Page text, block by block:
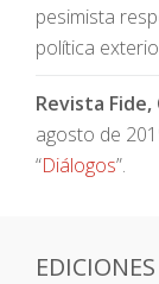
pesimista
política
Revista
agosto de
“Diálogos”.